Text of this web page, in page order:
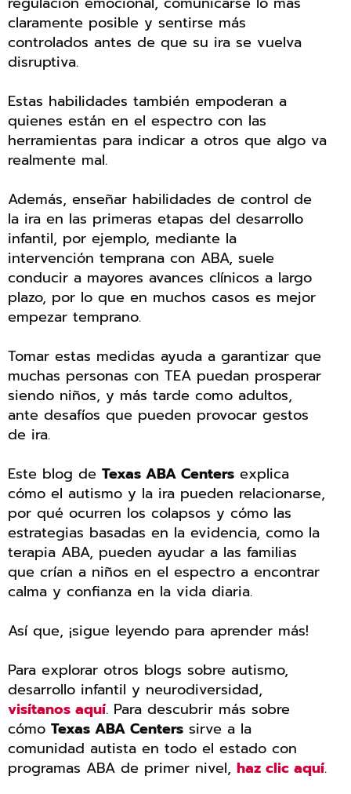
claramente posible y sentirse más
controlados antes de que su ira se vuelva
disruptiva.
Estas habilidades también empoderan a
quienes están en el espectro con las
herramientas para indicar a otros que algo va
realmente mal.
Además, enseñar habilidades de control de
la ira en las primeras etapas del desarrollo
infantil, por ejemplo, mediante la
intervención temprana con ABA, suele
conducir a mayores avances clínicos a largo
plazo, por lo que en muchos casos es mejor
empezar temprano.
Tomar estas medidas ayuda a garantizar que
muchas personas con TEA puedan prosperar
siendo niños, y más tarde como adultos,
ante desafíos que pueden provocar gestos
de ira.
Este blog de Texas ABA Centers explica
cómo el autismo y la ira pueden relacionarse,
por qué ocurren los colapsos y cómo las
estrategias basadas en la evidencia, como la
terapia ABA, pueden ayudar a las familias
que crían a niños en el espectro a encontrar
calma y confianza en la vida diaria.
Así que, ¡sigue leyendo para aprender más!
Para explorar otros blogs sobre autismo,
desarrollo infantil y neurodiversidad,
visítanos aquí. Para descubrir más sobre
cómo Texas ABA Centers sirve a la
comunidad autista en todo el estado con
programas ABA de primer nivel, haz clic aquí.